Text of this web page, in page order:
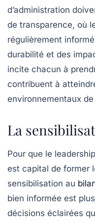
d’administration
de transparence, où
régulièrement
durabilité et des
incite chacun à
contribuent à
environnementaux de
La
Pour que le
est capital de former
sensibilisation au
bien informée est
décisions éclairées